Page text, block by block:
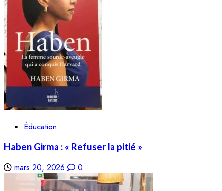
Éducation
Haben Girma : « Refuser la pitié »
mars 20, 2026 0